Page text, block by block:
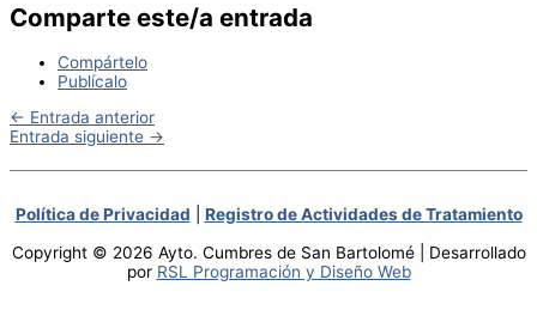
Comparte este/a entrada
Compártelo
Publícalo
← Entrada anterior
Entrada siguiente →
Política de Privacidad
Registro de Actividades de Tratamiento
Copyright © 2026 Ayto. Cumbres de San Bartolomé | Desarrollado
por RSL Programación y Diseño Web